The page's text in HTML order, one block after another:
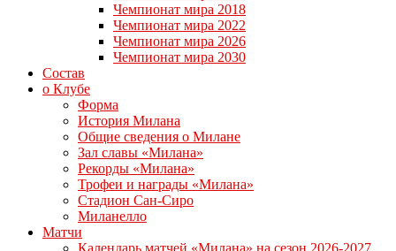
Чемпионат мира 2018
Чемпионат мира 2022
Чемпионат мира 2026
Чемпионат мира 2030
Состав
о Клубе
Форма
История Милана
Общие сведения о Милане
Зал славы «Милана»
Рекорды «Милана»
Трофеи и награды «Милана»
Стадион Сан-Сиро
Миланелло
Матчи
Календарь матчей «Милана» на сезон 2026-2027